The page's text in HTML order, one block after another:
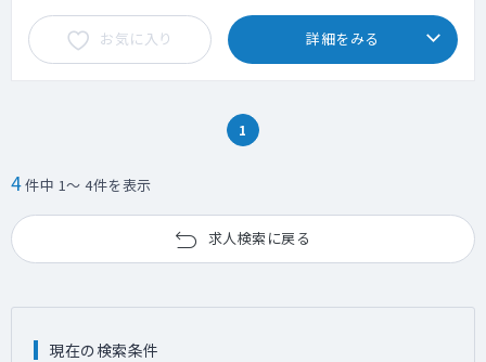
お気に入り 詳細をみる
1
4件中 1～ 4件を表示
求人検索に戻る
現在の検索条件